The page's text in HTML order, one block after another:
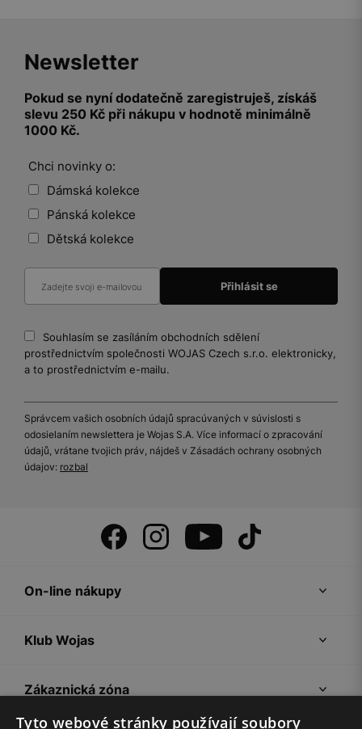
Newsletter
Pokud se nyní dodatečně zaregistruješ, získáš
slevu 250 Kč při nákupu v hodnotě minimálně
1000 Kč.
Chci novinky o:
Dámská kolekce
Pánská kolekce
Dětská kolekce
Souhlasím se zasíláním obchodních sdělení
prostřednictvím společnosti WOJAS Czech s.r.o. elektronicky,
a to prostřednictvím e-mailu.
Správcem vašich osobních údajů spracúvaných v súvislosti s
odosielaním newslettera je Wojas S.A. Více informací o zpracování
údajů, vrátane tvojich práv, nájdeš v Zásadách ochrany osobných
údajov: rozbal
On-line nákupy
Klub Wojas
Zákaznická zóna
Tyto webové stránky používají soubory